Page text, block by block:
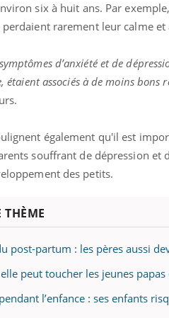
six à huit ans. Par
rarement leur calme
d’anxiété et de
étaient associés à de moins
également qu'il est
souffrant de dépression
des petits.
THÈME
post-partum : les pères aussi
peut toucher les jeunes
l’enfance : ses enfants
: Youtube
Carence en fer
Youtube